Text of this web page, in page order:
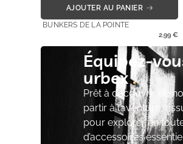
AJOUTER AU PANIER
BUNKERS DE LA POINTE
2,99€
Équipez-
urbex
Prêt à découvrir de
partir à l’aventure,
pour explorer en
d’accessoires